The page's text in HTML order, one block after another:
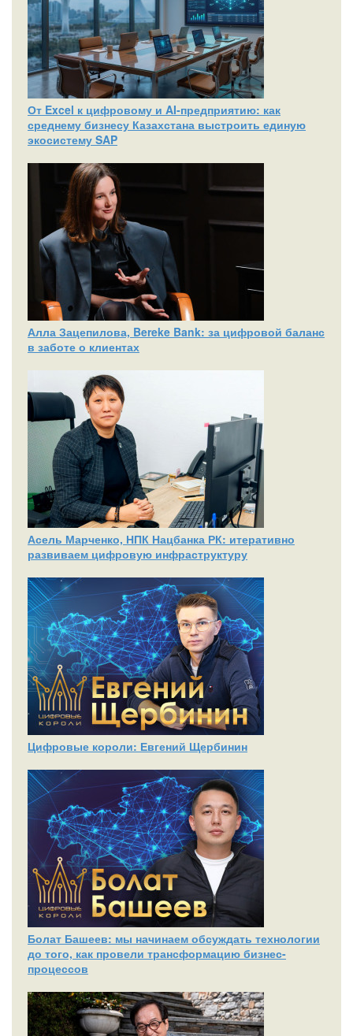
От Excel к цифровому и AI‑предприятию: как
среднему бизнесу Казахстана выстроить единую
экосистему SAP
Алла Зацепилова, Bereke Bank: за цифровой баланс
в заботе о клиентах
Асель Марченко, НПК Нацбанка РК: итеративно
развиваем цифровую инфраструктуру
Цифровые короли: Евгений Щербинин
Болат Башеев: мы начинаем обсуждать технологии
до того, как провели трансформацию бизнес-
процессов